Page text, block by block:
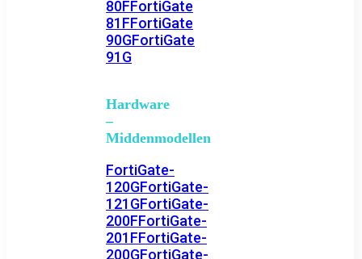
80FFortiGate
81FFortiGate
90GFortiGate
91G
Hardware
–
Middenmodellen
FortiGate-
120GFortiGate-
121GFortiGate-
200FFortiGate-
201FFortiGate-
200GFortiGate-